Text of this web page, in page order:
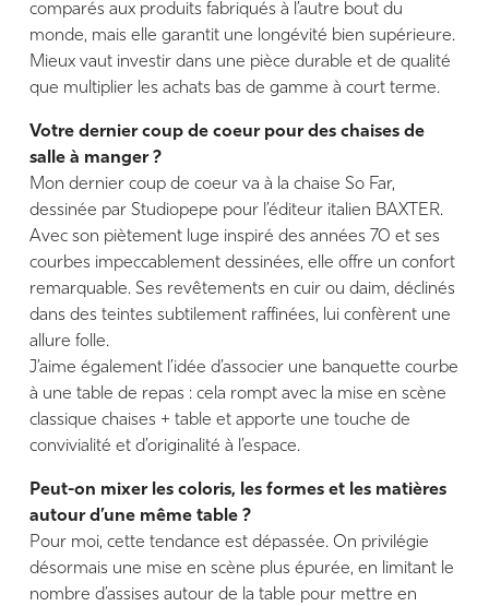
comparés aux produits fabriqués à l’autre bout du
monde, mais elle garantit une longévité bien supérieure.
Mieux vaut investir dans une pièce durable et de qualité
que multiplier les achats bas de gamme à court terme.
Votre dernier coup de coeur pour des chaises de
salle à manger ?
Mon dernier coup de coeur va à la chaise So Far,
dessinée par Studiopepe pour l’éditeur italien BAXTER.
Avec son piètement luge inspiré des années 70 et ses
courbes impeccablement dessinées, elle offre un confort
remarquable. Ses revêtements en cuir ou daim, déclinés
dans des teintes subtilement raffinées, lui confèrent une
allure folle.
J’aime également l’idée d’associer une banquette courbe
à une table de repas : cela rompt avec la mise en scène
classique chaises + table et apporte une touche de
convivialité et d’originalité à l’espace.
Peut-on mixer les coloris, les formes et les matières
autour d’une même table ?
Pour moi, cette tendance est dépassée. On privilégie
désormais une mise en scène plus épurée, en limitant le
nombre d’assises autour de la table pour mettre en